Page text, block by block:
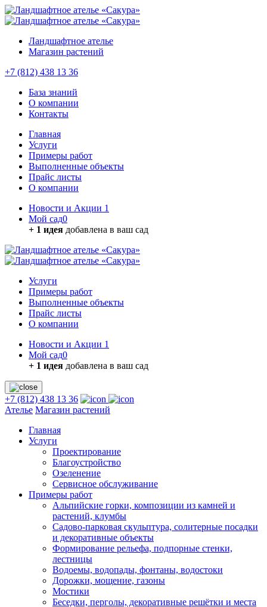
Ландшафтное ателье
Магазин растений
+7 (812) 438 13 36
База знаний
О компании
Контакты
Главная
Услуги
Примеры работ
Выполненные объекты
Прайс листы
О компании
Новости и Акции 1
Мой сад0
+ 1 идея добавлена в ваш сад
Услуги
Примеры работ
Выполненные объекты
Прайс листы
О компании
Новости и Акции 1
Мой сад0
+ 1 идея добавлена в ваш сад
+7 (812) 438 13 36
Ателье Магазин растений
Главная
Услуги
Проектирование
Благоустройство
Озеленение
Сервисное обслуживание
Примеры работ
Альпийские горки, композиции из камней и
растений, клумбы
Садово-парковая скульптура, солитерные посадки
и декоративные объекты
Формирование рельефа, подпорные стенки,
лестницы
Водоемы, водопады, фонтаны, водостоки
Дорожки, мощение, газоны
Мостики
Беседки, перголы, декоративные решётки и места